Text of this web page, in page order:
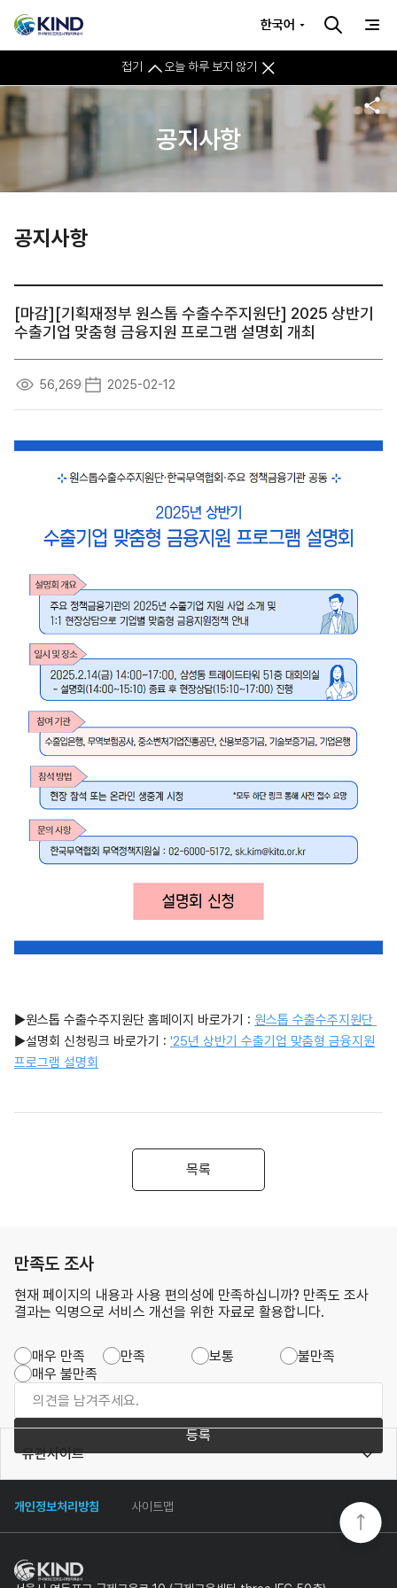
접기 오늘 하루 보지 않기
한국어
공지사항
공지사항
[마감][기획재정부 원스톱 수출수주지원단] 2025 상반기
수출기업 맞춤형 금융지원 프로그램 설명회 개최
56,269 2025-02-12
▶원스톱 수출수주지원단 홈페이지 바로가기 : 원스톱 수출수주지원단
▶설명회 신청링크 바로가기 : '25년 상반기 수출기업 맞춤형 금융지원
프로그램 설명회
목록
만족도 조사
현재 페이지의 내용과 사용 편의성에 만족하십니까? 만족도 조사
결과는 익명으로 서비스 개선을 위한 자료로 활용합니다.
매우 만족 만족 보통
불만족
매우 불만족
등록
개인정보처리방침 사이트맵
유관사이트